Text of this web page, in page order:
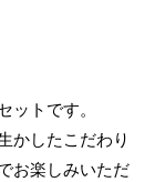
ットです。
かしたこだわり
お楽しみいただ